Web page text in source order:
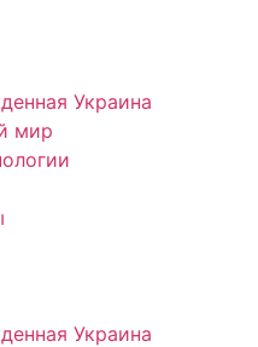
Украина
мир
Украина